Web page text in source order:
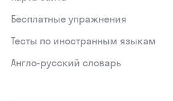
Бесплатные упражнения
Тесты по иностранным языкам
Англо-русский словарь